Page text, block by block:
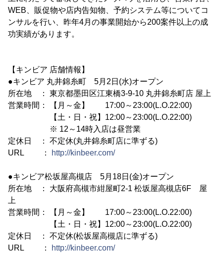
WEB、販促物や店内告知物、予約システム等についてコ
ンサルを行い、昨年4月の事業開始から200案件以上の成
功実績があります。
【キンビア 店舗情報】
●キンビア 丸井錦糸町 5月2日(水)オープン
所在地 ： 東京都墨田区江東橋3-9-10 丸井錦糸町店 屋上
営業時間： 【月～金】 17:00～23:00(L.O.22:00)
【土・日・祝】12:00～23:00(L.O.22:00)
※ 12～14時入店は昼営業
定休日 ： 不定休(丸井錦糸町店に準ずる)
URL ：
http://kinbeer.com/
●キンビア松坂屋高槻店 5月18日(金)オープン
所在地 ： 大阪府高槻市紺屋町2-1 松坂屋高槻店6F 屋
上
営業時間： 【月～金】 17:00～23:00(L.O.22:00)
【土・日・祝】12:00～23:00(L.O.22:00)
定休日 ： 不定休(松坂屋高槻店に準ずる)
URL ：
http://kinbeer.com/